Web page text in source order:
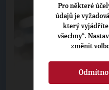
Pro některé
údajů je
který
všechny“.
změnit